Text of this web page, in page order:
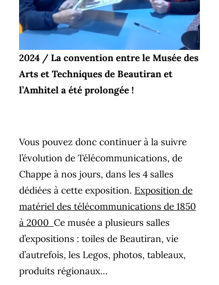
2024 / La convention entre le Musée des
Arts et Techniques de Beautiran et
l’Amhitel a été prolongée !
Vous pouvez donc continuer à la suivre
l’évolution de Télécommunications, de
Chappe à nos jours, dans les 4 salles
dédiées à cette exposition. Exposition de
matériel des télécommunications de 1850
à 2000 Ce musée a plusieurs salles
d’expositions : toiles de Beautiran, vie
d’autrefois, les Legos, photos, tableaux,
produits régionaux…